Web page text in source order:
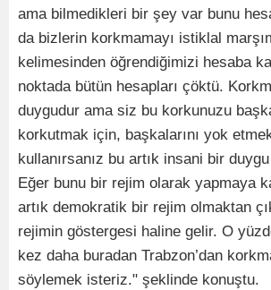
ama bilmedikleri bir şey var bunu
da bizlerin korkmamayı istiklal
kelimesinden öğrendiğimizi hesaba
noktada bütün hesapları çöktü.
duygudur ama siz bu korkunuzu
korkutmak için, başkalarını yok
kullanırsanız bu artık insani bir
Eğer bunu bir rejim olarak yapmaya
artık demokratik bir rejim olmaktan
rejimin göstergesi haline gelir. O
kez daha buradan Trabzon’dan
söylemek isteriz." şeklinde konuştu.